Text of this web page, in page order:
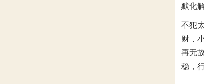
默化
不犯
财，
再无
稳，